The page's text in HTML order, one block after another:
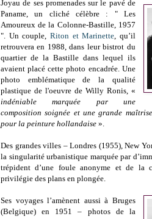
Joyau de ses promenades sur le pavé de
Paname, un cliché célèbre : " Les
Amoureux de la Colonne-Bastille, 1957
". Un couple, Riton et Marinette, qu’il
retrouvera en 1988, dans leur bistrot du
quartier de la Bastille dans lequel ils
avaient placé cette photo encadrée. Une
photo emblématique de la qualité
plastique de l'oeuvre de Willy Ronis, «
indéniable marquée par une
composition soignée et une grande
pour la peinture hollandaise ».
Des grandes villes – Londres (1955), New
la singularité urbanistique marquée par
trépident d’une foule anonyme et de la
privilégie des plans en plongée.
Ses voyages l’amènent aussi à Bruges
(Belgique) en 1951 – photos de la